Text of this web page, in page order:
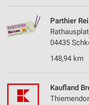
Parthier
04435
148,94 km
Kaufland
personalisierter
Messung der
Messung der
Kombinationen von
Quellen